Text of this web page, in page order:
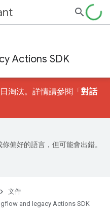
Actions SDK
淘汰。詳情請參閱「對話
偏好的語言，但可能會出錯。
文件
and legacy Actions SDK